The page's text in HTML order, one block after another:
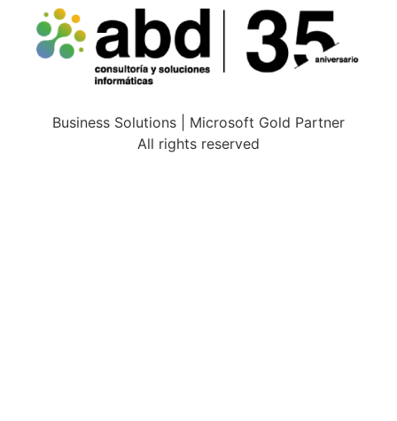
Business Solutions | Microsoft Gold Partner
All rights reserved